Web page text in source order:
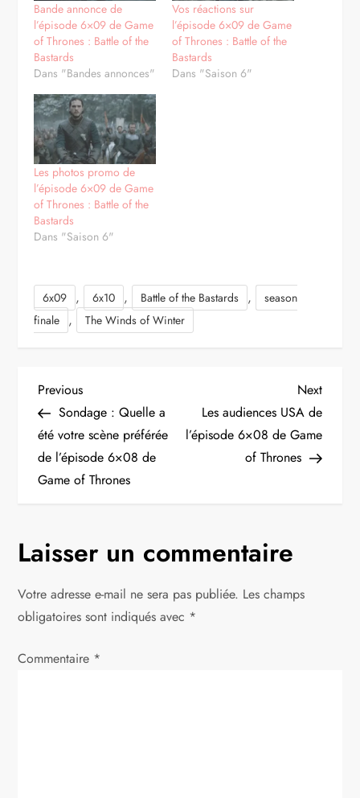
Bande annonce de
l’épisode 6×09 de Game
of Thrones : Battle of the
Bastards
Dans "Bandes annonces"
Vos réactions sur
l’épisode 6×09 de Game
of Thrones : Battle of the
Bastards
Dans "Saison 6"
Les photos promo de
l’épisode 6×09 de Game
of Thrones : Battle of the
Bastards
Dans "Saison 6"
6x09 , 6x10 , Battle of the Bastards ,
season
finale , The Winds of Winter
N
a
v
g
a
t
i
Previous
Post
Previous
Sondage : Quelle a
été votre scène préférée
de l’épisode 6×08 de
Game of Thrones
Next
Post
Next
Les audiences USA de
l’épisode 6×08 de Game
of Thrones
Laisser un commentaire
Votre adresse e-mail ne sera pas publiée. Les champs
obligatoires sont indiqués avec *
Commentaire *